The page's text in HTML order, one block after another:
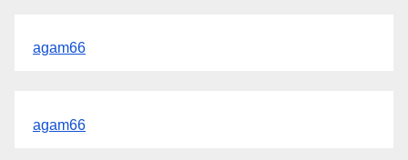
agam66
agam66